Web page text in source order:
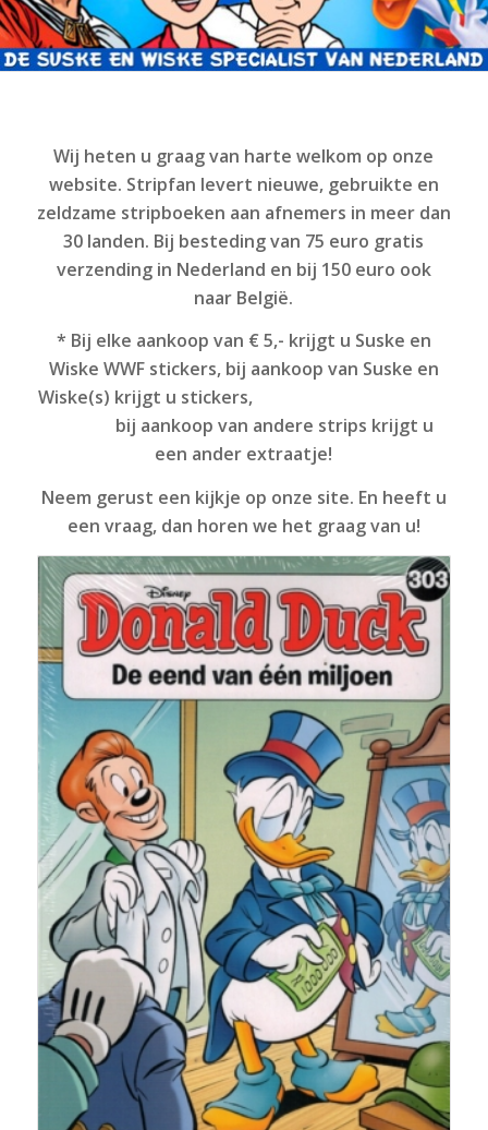
Wij heten u graag van harte welkom op onze
website. Stripfan levert nieuwe, gebruikte en
zeldzame stripboeken aan afnemers in meer dan
30 landen. Bij besteding van 75 euro gratis
verzending in Nederland en bij 150 euro ook
naar België.
* Bij elke aankoop van € 5,- krijgt u Suske en
Wiske WWF stickers, bij aankoop van Suske en
Wiske(s) krijgt u stickers,
bij aankoop van andere strips krijgt u
een ander extraatje!
Neem gerust een kijkje op onze site. En heeft u
een vraag, dan horen we het graag van u!